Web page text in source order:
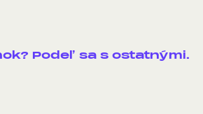
Podeľ sa s ostatnými.